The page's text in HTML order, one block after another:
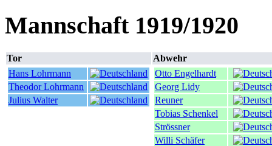
Mannschaft 1919/1920
Tor
Abwehr
Hans Lohrmann
Theodor Lohrmann
Julius Walter
Otto Engelhardt
Georg Lidy
Reuner
Tobias Schenkel
Strössner
Willi Schäfer